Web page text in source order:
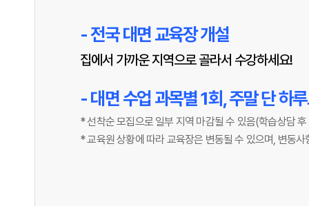
- 전국 대면 교육장 개설
집에서 가까운 지역으로 골라서 수강하세요!
- 대면 수업 과목별 1회, 주말 단 하
* 선착순 모집으로 일부 지역 마감될 수 있음(학습상담
* 교육원 상황에 따라 교육장은 변동될 수 있으며, 변동